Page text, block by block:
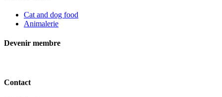
Cat and dog food
Animalerie
Devenir membre
Contact